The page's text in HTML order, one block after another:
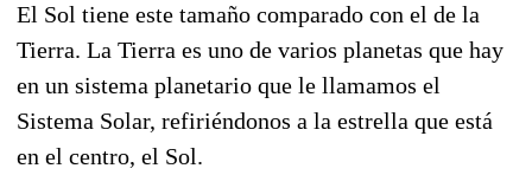
El Sol tiene este tamaño comparado con el de la
Tierra. La Tierra es uno de varios planetas que hay
en un sistema planetario que le llamamos el
Sistema Solar, refiriéndonos a la estrella que está
en el centro, el Sol.